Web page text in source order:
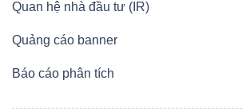
Quan hệ nhà đầu tư (IR)
Quảng cáo banner
Báo cáo phân tích